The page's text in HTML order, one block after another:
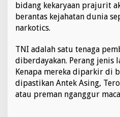
bidang kekaryaan prajurit
berantas kejahatan dunia
narkotics.
TNI adalah satu tenaga
diberdayakan. Perang jenis
Kenapa mereka diparkir di
dipastikan Antek Asing,
atau preman nganggur